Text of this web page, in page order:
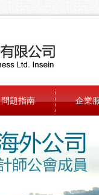
問題指南 企業